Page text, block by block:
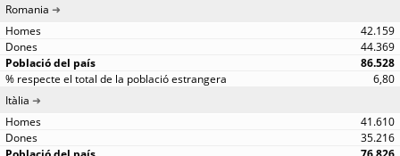
Romania
42.159
44.369
86.528
6,80
Itàlia
41.610
35.216